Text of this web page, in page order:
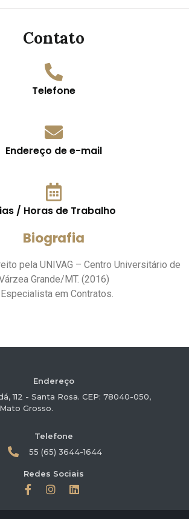
Contato
Telefone
Endereço de e-mail
/ Horas de Trabalho
Biografia
pela UNIVAG – Centro Universitário de
Grande/MT. (2016)
em Contratos.
Endereço
112 - Santa Rosa. CEP: 78040-050,
Grosso.
Telefone
55 (65) 3644-1644
Redes Sociais